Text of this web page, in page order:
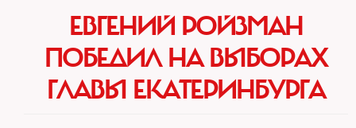
ЕВГЕНИЙ РОЙЗМАН
ПОБЕДИЛ НА ВЫБОРАХ
ГЛАВЫ ЕКАТЕРИНБУРГА